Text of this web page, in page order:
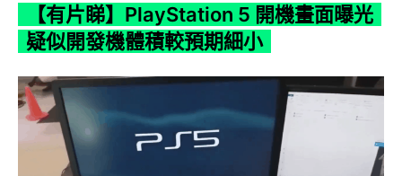
【有片睇】PlayStation 5 開機畫面曝光
疑似開發機體積較預期細小